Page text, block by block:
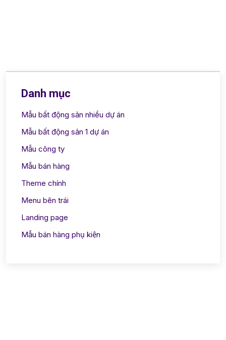
Danh mục
Mẫu bất động sản nhiều dự án
Mẫu bất động sản 1 dự án
Mẫu công ty
Mẫu bán hàng
Theme chính
Menu bên trái
Landing page
Mẫu bán hàng phụ kiện